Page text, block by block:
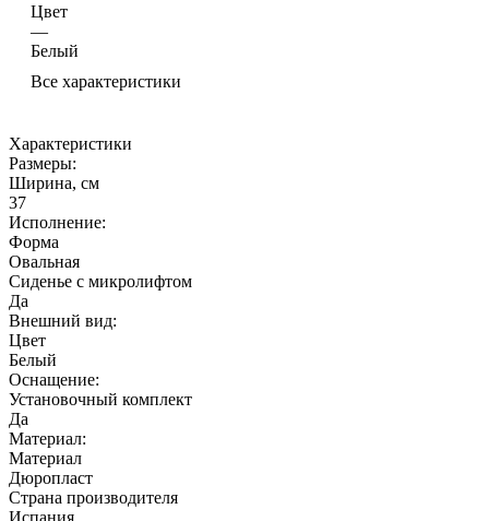
Цвет
—
Белый
Все характеристики
Характеристики
Размеры:
Ширина, см
37
Исполнение:
Форма
Овальная
Сиденье с микролифтом
Да
Внешний вид:
Цвет
Белый
Оснащение:
Установочный комплект
Да
Материал:
Материал
Дюропласт
Страна производителя
Испания